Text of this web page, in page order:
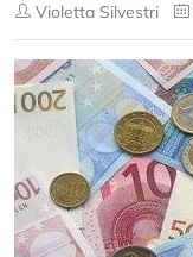
Violetta Silvestri